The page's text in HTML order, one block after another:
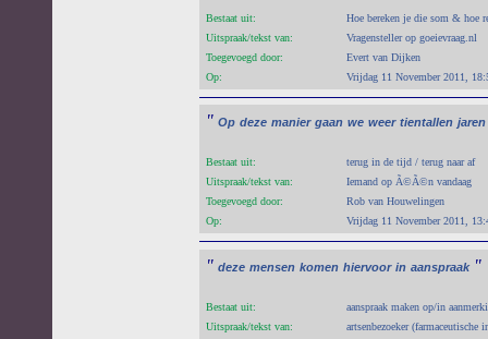
Bestaat uit:
Hoe bereken je die som & hoe
Uitspraak/tekst van:
Vragensteller op goeievraag.nl
Toegevoegd door:
Evert van Dijken
Op:
Vrijdag 11 November 2011,
" Op deze manier gaan we weer tientallen jaren
Bestaat uit:
terug in de tijd / terug naar af
Uitspraak/tekst van:
Iemand op Ã©Ã©n vandaag
Toegevoegd door:
Rob van Houwelingen
Op:
Vrijdag 11 November 2011,
" deze mensen komen hiervoor in aanspraak "
Bestaat uit:
aanspraak maken op/in
Uitspraak/tekst van:
artsenbezoeker (farmaceutische